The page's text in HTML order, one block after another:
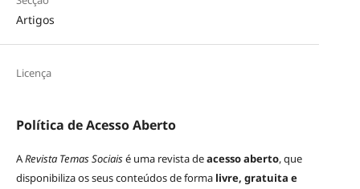
Artigos
Licença
Política de Acesso Aberto
ARevista Temas Sociaisé uma revista deacesso aberto, que
disponibiliza os seus conteúdos de forma livre, gratuita e